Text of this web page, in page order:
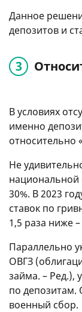
Данное
депозитов и
В условиях
именно
относительно
Не
национальной
30%. В 2023
ставок по
1,5 раза ниже
Параллельно
ОВГЗ
займа. – Ред.),
по депозитам.
военный сбор.